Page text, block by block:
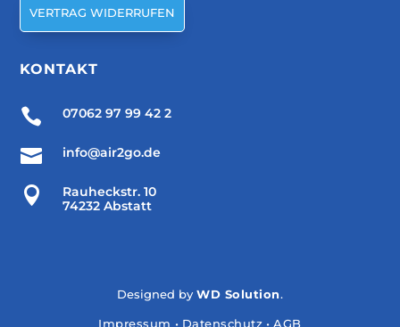
VERTRAG WIDERRUFEN
KONTAKT
 07062 97 99 42 2
 info@air2go.de

Rauheckstr. 10
74232 Abstatt
Designed byWD Solution.
Impressum • Datenschutz • AGB